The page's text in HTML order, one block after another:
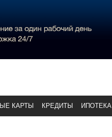
КАРТЫ КРЕДИТЫ ИПОТЕКА